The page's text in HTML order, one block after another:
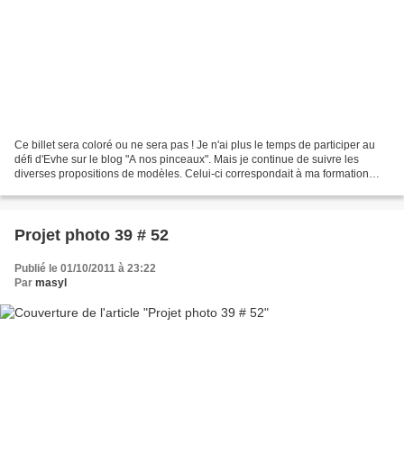
Ce billet sera coloré ou ne sera pas ! Je n'ai plus le temps de participer au
défi d'Evhe sur le blog "A nos pinceaux". Mais je continue de suivre les
diverses propositions de modèles. Celui-ci correspondait à ma formation
Projet photo 39 # 52
Publié le 01/10/2011 à 23:22
Par masyl